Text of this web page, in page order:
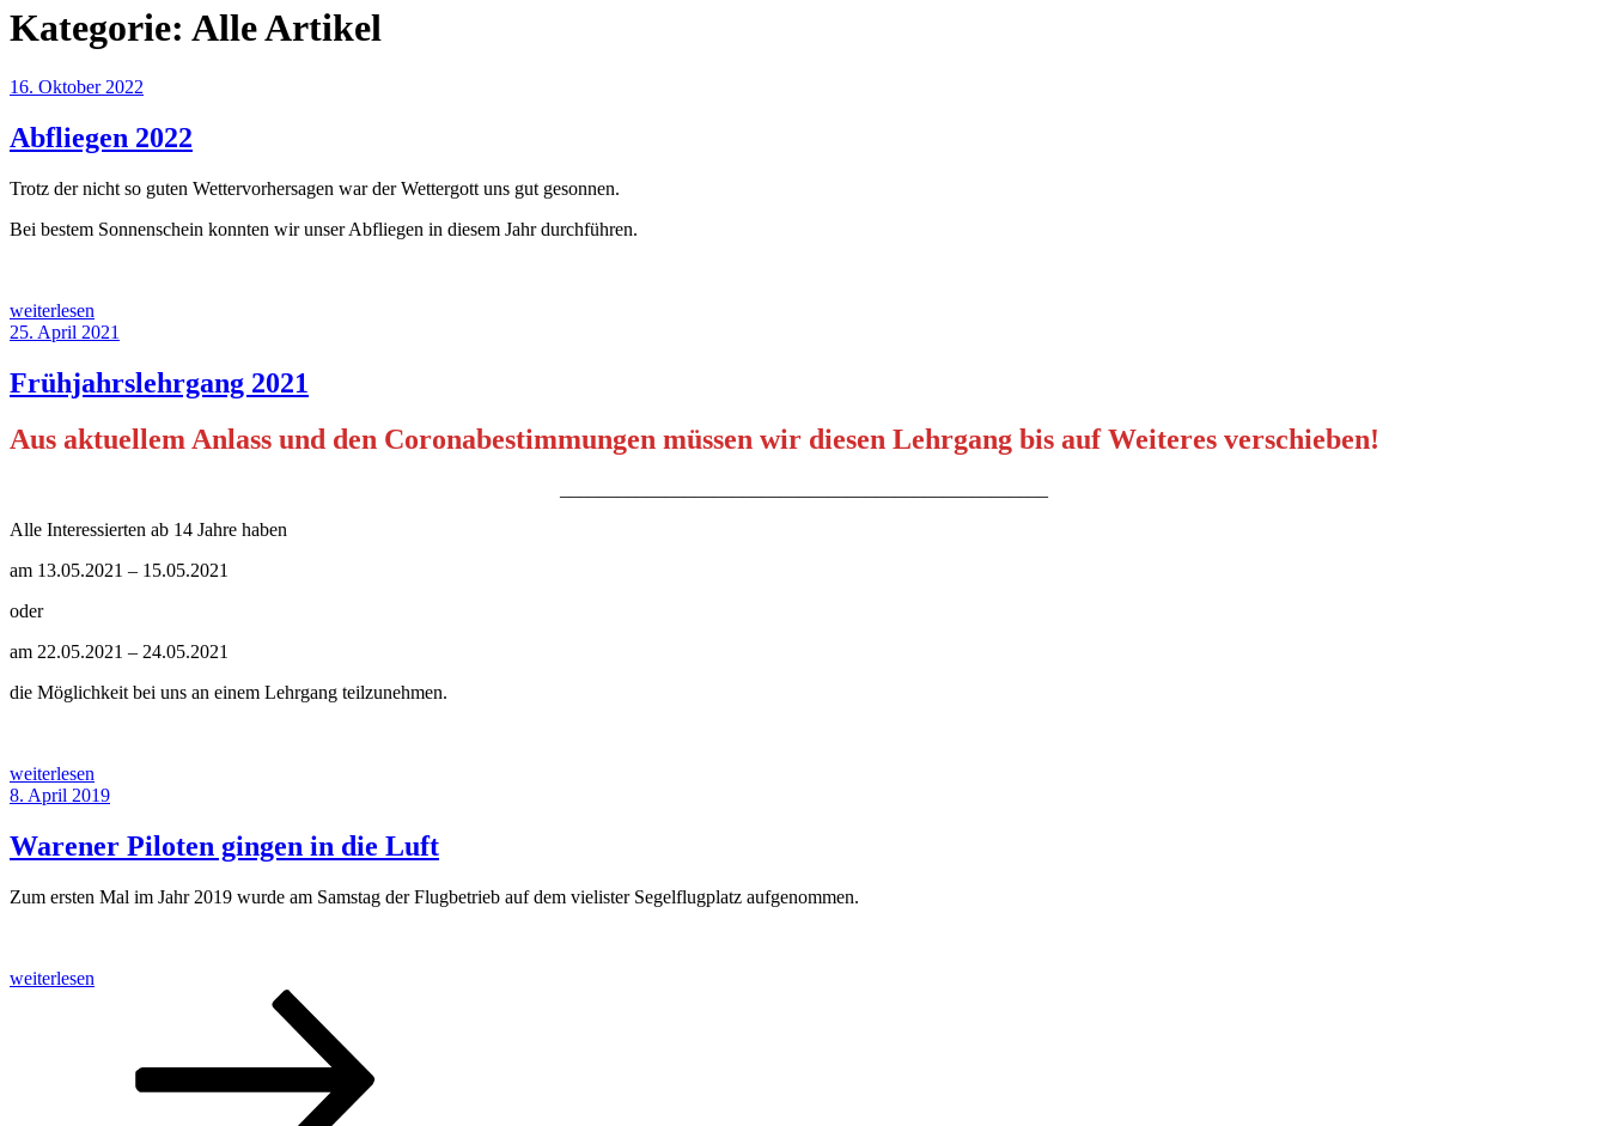
Kategorie: Alle Artikel
Veröffentlicht
16. Oktober 2022
Abfliegen 2022
Trotz der nicht so guten Wettervorhersagen war der Wettergott uns gut gesonnen.
Bei bestem Sonnenschein konnten wir unser Abfliegen in diesem Jahr durchführen.
„Abfliegen
2022“
weiterlesen
Veröffentlicht
25. April 2021
Frühjahrslehrgang 2021
Aus aktuellem Anlass und den Coronabestimmungen müssen wir diesen Lehrgang bis auf Weiteres verschieben!
Alle Interessierten ab 14 Jahre haben
am 13.05.2021 – 15.05.2021
oder
am 22.05.2021 – 24.05.2021
die Möglichkeit bei uns an einem Lehrgang teilzunehmen.
„Frühjahrslehrgang
2021“
weiterlesen
Veröffentlicht
8. April 2019
Warener Piloten gingen in die Luft
Zum ersten Mal im Jahr 2019 wurde am Samstag der Flugbetrieb auf dem vielister Segelflugplatz aufgenommen.
„Warener
weiterlesen